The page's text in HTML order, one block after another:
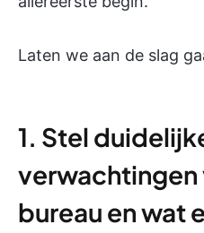
Laten we aan de slag
1. Stel
verwachtingen
bureau en wat